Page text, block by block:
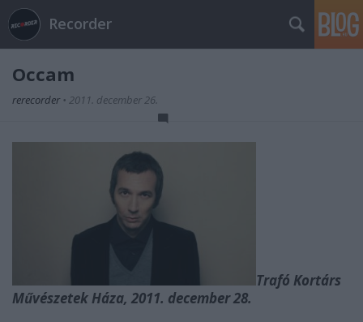
Recorder
Occam
rerecorder • 2011. december 26.
Trafó Kortárs
Művészetek Háza, 2011. december 28.